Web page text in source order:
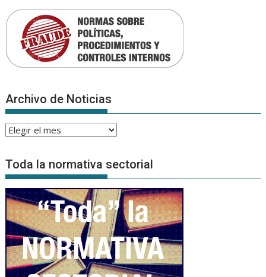
Archivo de Noticias
Archivo
Noticias
Toda la normativa sectorial